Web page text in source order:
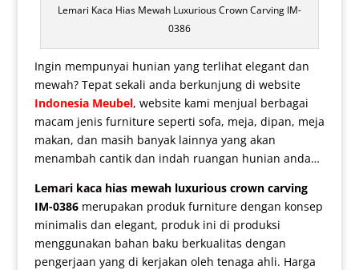
Lemari Kaca Hias Mewah Luxurious Crown Carving IM-
0386
Ingin mempunyai hunian yang terlihat elegant dan
mewah? Tepat sekali anda berkunjung di website
Indonesia Meubel, website kami menjual berbagai
macam jenis furniture seperti sofa, meja, dipan, meja
makan, dan masih banyak lainnya yang akan
menambah cantik dan indah ruangan hunian anda…
Lemari kaca hiasmewah luxurious crown carving
IM-0386merupakan produk furniture dengan konsep
minimalis dan elegant, produk ini di produksi
menggunakan bahan baku berkualitas dengan
pengerjaan yang di kerjakan oleh tenaga ahli. Harga